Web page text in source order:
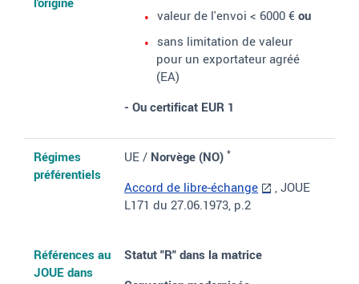
valeur de l'envoi < 6000 €ou
sans limitation de valeur
pour un exportateur agréé
(EA)
- Ou certificat EUR 1
Régimes
préférentiels
UE / Norvège (NO)*
Accord de libre-échange
, JOUE
L171 du 27.06.1973, p.2
Références au
JOUE dans
Statut "R" dans la matrice